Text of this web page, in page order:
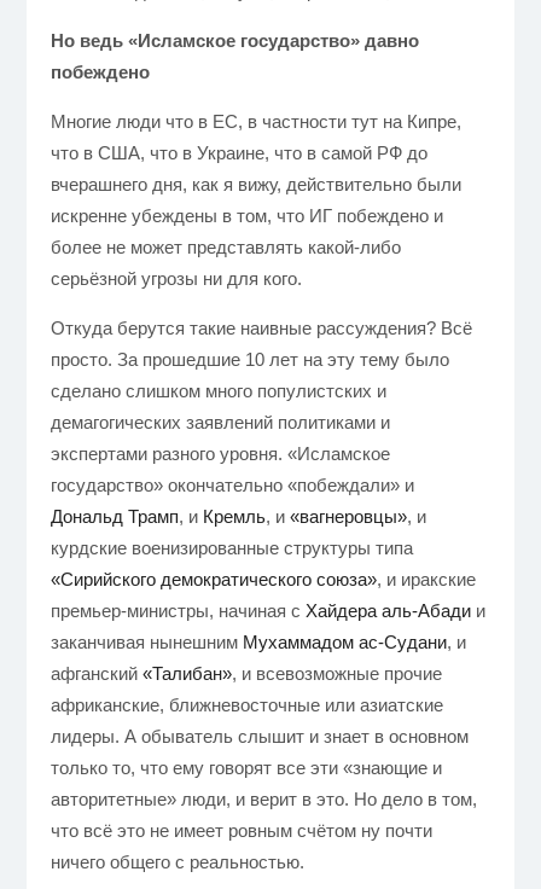
Но ведь «Исламское государство» давно
побеждено
Многие люди что в ЕС, в частности тут на Кипре,
что в США, что в Украине, что в самой РФ до
вчерашнего дня, как я вижу, действительно были
искренне убеждены в том, что ИГ побеждено и
более не может представлять какой-либо
серьёзной угрозы ни для кого.
Откуда берутся такие наивные рассуждения? Всё
просто. За прошедшие 10 лет на эту тему было
сделано слишком много популистских и
демагогических заявлений политиками и
экспертами разного уровня. «Исламское
государство» окончательно «побеждали» и
Дональд Трамп, и Кремль, и «вагнеровцы», и
курдские военизированные структуры типа
«Сирийского демократического союза», и иракские
премьер-министры, начиная с Хайдера аль-Абадии
заканчивая нынешним Мухаммадом ас-Судани, и
афганский «Талибан», и всевозможные прочие
африканские, ближневосточные или азиатские
лидеры. А обыватель слышит и знает в основном
только то, что ему говорят все эти «знающие и
авторитетные» люди, и верит в это. Но дело в том,
что всё это не имеет ровным счётом ну почти
ничего общего с реальностью.